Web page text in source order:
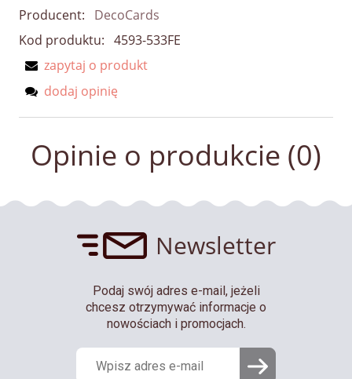
Producent:
DecoCards
Kod produktu: 4593-533FE
zapytaj o produkt
dodaj opinię
Opinie o produkcie (0)
Newsletter
Podaj swój adres e-mail, jeżeli
chcesz otrzymywać informacje o
nowościach i promocjach.